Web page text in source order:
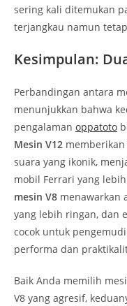
sering kali ditemukan
terjangkau namun
Kesimpulan:
Perbandingan antara
menunjukkan bahwa
pengalaman oppatoto
Mesin V12
suara yang ikonik,
mobil Ferrari yang
mesin V8 menawarkan
yang lebih ringan, dan
cocok untuk
performa dan
Baik Anda memilih
V8 yang agresif,